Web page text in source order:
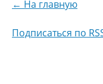
← На главную
Подписаться по